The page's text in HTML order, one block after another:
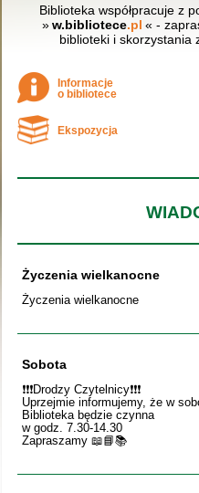
Biblioteka współpracuje z
» w.bibliotece.pl « -
biblioteki i skorzystania
Informacje
o bibliotece
Ekspozycja
Życzenia wielkanocne
Życzenia wielkanocne
Sobota
❗️❗️❗️Drodzy Czytelnicy❗️❗️❗️
Uprzejmie informujemy, że w
Biblioteka będzie czynna
w godz. 7.30-14.30
Zapraszamy 📖📘📚